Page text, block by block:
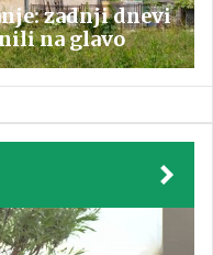
zadnji dnevi
na glavo